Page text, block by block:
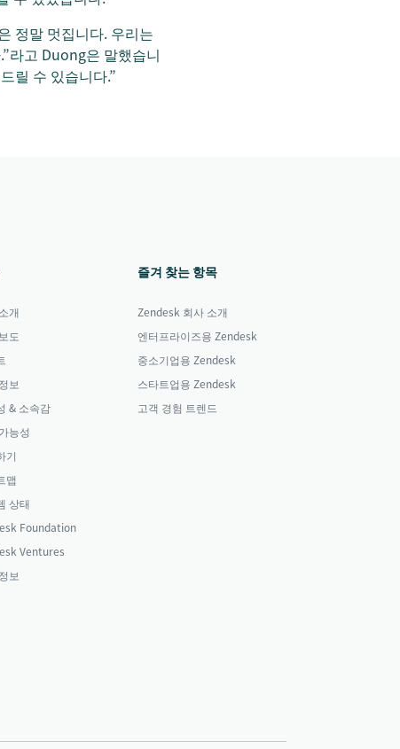
정말 멋집니다. 우리는
라고 Duong은 말했습니
릴 수 있습니다.”
개
도
보
& 소속감
능성
기
맵
상태
Foundation
Ventures
보
즐겨 찾는 항목
Zendesk 회사 소개
엔터프라이즈용 Zendesk
중소기업용 Zendesk
스타트업용 Zendesk
고객 경험 트렌드